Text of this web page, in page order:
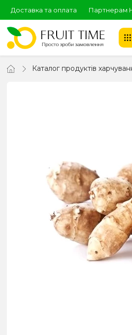
Доставка та оплата Партнерам
Каталог продуктів